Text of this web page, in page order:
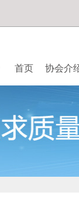
首页 协会介